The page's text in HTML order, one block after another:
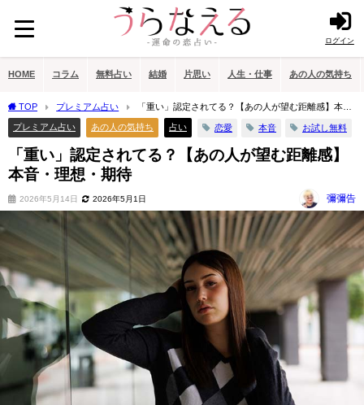
ログイン
HOME コラム 無料占い 結婚 片思い 人生・仕事 あの人の気持ち
TOP プレミアム占い
「重い」認定されてる？【あの人が望む距離感】本
音・理想・期待
プレミアム占い あの人の気持ち 占い 恋愛 本音 お試し無料
「重い」認定されてる？【あの人が望む距離感】
本音・理想・期待
2026年5月14日 2026年5月1日 彌彌告